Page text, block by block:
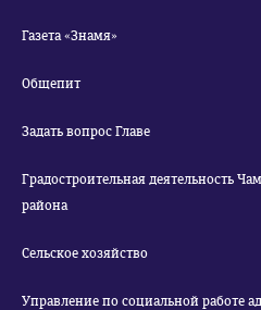
Газета «Знамя»
Общепит
Задать вопрос Главе
Градостроительная деятельность
района
Сельское хозяйство
Управление по социальной работе